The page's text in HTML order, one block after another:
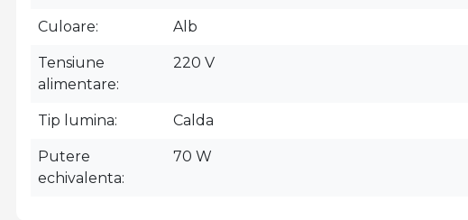
Culoare Alb
Tensiune
alimentare
220 V
Tip lumina Calda
Putere
echivalenta
70 W